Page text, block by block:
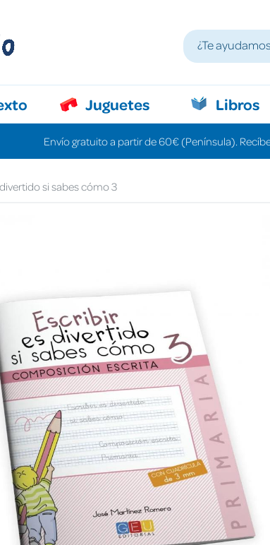
Juguetes Libros
Envío gratuito a partir de 60€ (Península).
si sabes cómo 3